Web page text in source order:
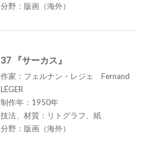
分野：版画（海外）
37 『サーカス』
作家：フェルナン・レジェ Fernand
LÉGER
制作年：1950年
技法、材質：リトグラフ、紙
分野：版画（海外）